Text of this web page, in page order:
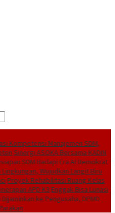
Kompetensi Manajemen SDM,
Sinergi ASOKA Bersama KADIN
SDM Hadapi Era AI Demokrat
Wujudkan Langit Biru
Proyek Rehabilitasi Ruang Kelas
APD K3 Enggak Bisa Lunasi
ke Pengusaha, DPMD